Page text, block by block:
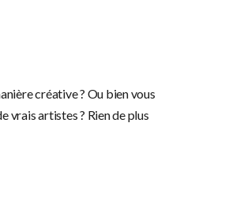
créative ? Ou bien vous
vrais artistes ? Rien de plus